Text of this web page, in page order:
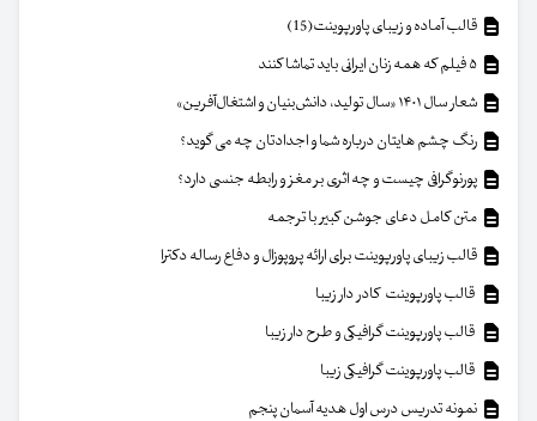
قالب آماده و زیبای پاورپوینت(15)
شعار سال ۱۴۰۱ «سال تولید، دانش‌بنیان و اشتغال‌آفرین»
رنگ چشم هایتان درباره شما و اجدادتان چه می گوید؟
پورنوگرافی چیست و چه اثری بر مغز و رابطه جنسی دارد؟
متن کامل دعای جوشن کبیر با ترجمه
قالب زیبای پاورپوینت برای ارائه پروپوزال و دفاع رساله دکترا
قالب پاورپوینت کادر دار زیبا
قالب پاورپوینت گرافیکی و طرح دار زیبا
قالب پاورپوینت گرافیکی زیبا
نمونه تدریس درس اول هدیه آسمان پنجم